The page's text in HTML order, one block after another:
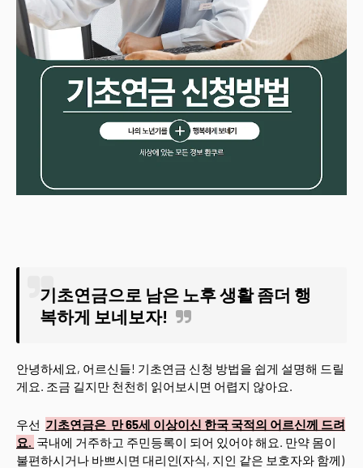
기초연금으로 남은 노후 생활 좀더 행
복하게 보네보자!
안녕하세요, 어르신들! 기초연금 신청 방법을 쉽게 설명해 드릴
게요. 조금 길지만 천천히 읽어보시면 어렵지 않아요.
우선 기초연금은 만 65세 이상이신 한국 국적의 어르신께 드려
요. 국내에 거주하고 주민등록이 되어 있어야 해요. 만약 몸이
불편하시거나 바쁘시면 대리인(자식, 지인 같은 보호자와 함께)